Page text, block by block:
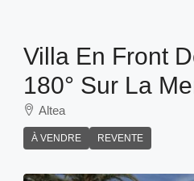
Villa En Front
180° Sur La
Altea
À VENDRE REVENTE